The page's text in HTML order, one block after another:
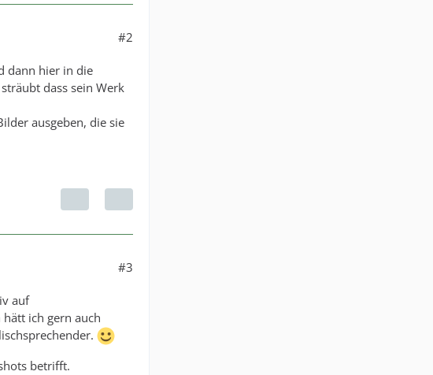
#2
dann hier in die
dass sein Werk
ausgeben, die sie
#3
auf
ich gern auch
betrifft.